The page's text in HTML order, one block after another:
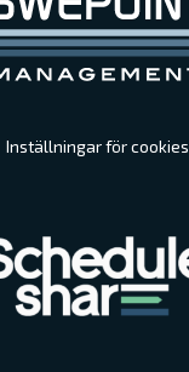
Inställningar för cookies